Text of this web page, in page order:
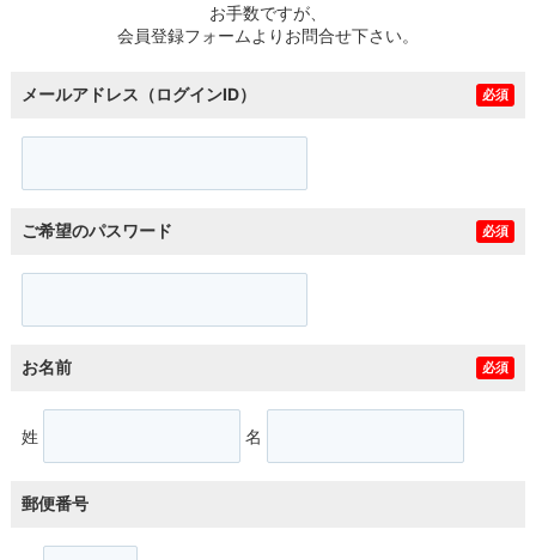
お手数ですが、
会員登録フォームよりお問合せ下さい。
メールアドレス（ログインID） 必須
ご希望のパスワード 必須
お名前 必須
姓 名
郵便番号